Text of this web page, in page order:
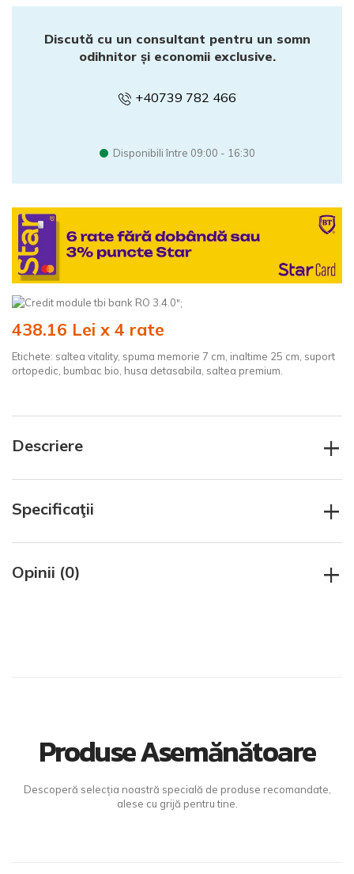
Discută cu un consultant pentru un somn
odihnitor și economii exclusive.
+40739 782 466
Disponibili între 09:00 - 16:30
";
438.16 Lei x 4 rate
Etichete: saltea vitality, spuma memorie 7 cm inaltime 25 cm suport
ortopedic bumbac bio husa detasabila saltea premium.
Descriere +
Specificaţii +
Opinii (0) +
Produse Asemănătoare
Descoperă selecția noastră specială de produse recomandate,
alese cu grijă pentru tine.